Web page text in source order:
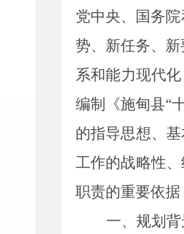
党中央、 国务院
势、新任务、新
系和能力现代化
编制
《施甸县“
的指导思想、
工作的战略性
职责的重要依
一、 规划背